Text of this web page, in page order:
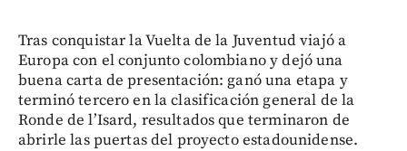
Tras conquistar la Vuelta de la Juventud viajó a
Europa con el conjunto colombiano y dejó una
buena carta de presentación: ganó una etapa y
terminó tercero en la clasificación general de la
Ronde de l’Isard, resultados que terminaron de
abrirle las puertas del proyecto estadounidense.